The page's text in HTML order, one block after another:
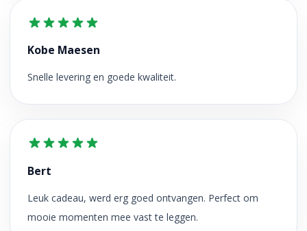
Kobe Maesen
Snelle levering en goede kwaliteit.
Bert
Leuk cadeau, werd erg goed ontvangen. Perfect om
mooie momenten mee vast te leggen.